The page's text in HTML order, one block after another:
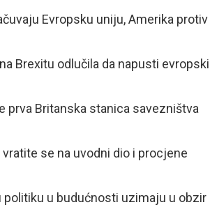
Evropsku uniju, Amerika protiv
Brexitu odlučila da napusti evropski
prva Britanska stanica savezništva
se na uvodni dio i procjene
politiku u budućnosti uzimaju u obzir